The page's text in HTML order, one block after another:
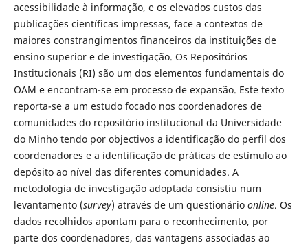
acessibilidade à informação, e os elevados custos das
publicações científicas impressas, face a contextos de
maiores constrangimentos financeiros da instituições de
ensino superior e de investigação. Os Repositórios
Institucionais (RI) são um dos elementos fundamentais do
OAM e encontram-se em processo de expansão. Este texto
reporta-se a um estudo focado nos coordenadores de
comunidades do repositório institucional da Universidade
do Minho tendo por objectivos a identificação do perfil dos
coordenadores e a identificação de práticas de estímulo ao
depósito ao nível das diferentes comunidades. A
metodologia de investigação adoptada consistiu num
levantamento (survey) através de um questionário online. Os
dados recolhidos apontam para o reconhecimento, por
parte dos coordenadores, das vantagens associadas ao